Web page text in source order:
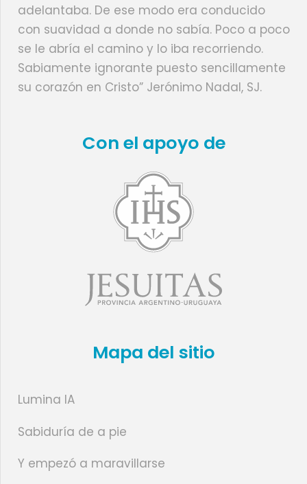
adelantaba. De ese modo era conducido
con suavidad a donde no sabía. Poco a poco
se le abría el camino y lo iba recorriendo.
Sabiamente ignorante puesto sencillamente
su corazón en Cristo” Jerónimo Nadal, SJ.
Con el apoyo de
Mapa del sitio
Lumina IA
Sabiduría de a pie
Y empezó a maravillarse